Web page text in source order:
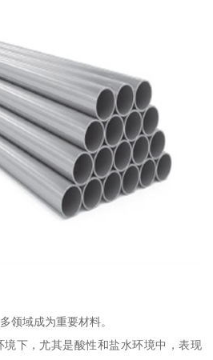
领域成为重要材料。
下，尤其是酸性和盐水环境中，表现